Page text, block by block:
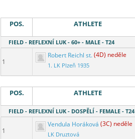
POS. ATHLETE
FIELD - REFLEXNÍ LUK - 60+ - MALE - T24
1
Robert Reichl st.(4D) neděle
1. LK Plzeň 1935
POS. ATHLETE
FIELD - REFLEXNÍ LUK - DOSPĚLÍ - FEMALE - T24
1
Vendula Horáková (3C) neděle
LK Druztová